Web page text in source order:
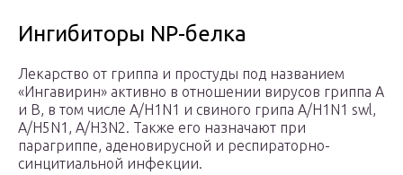
Ингибиторы NP-белка
Лекарство от гриппа и простуды под названием
«Ингавирин» активно в отношении вирусов гриппа A
и B, в том числе A/H1N1 и свиного грипа A/H1N1 swl,
А/H5N1, A/H3N2. Также его назначают при
парагриппе, аденовирусной и респираторно-
синцитиальной инфекции.